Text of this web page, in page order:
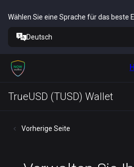
Wählen Sie eine Sprache für das beste
Deutsch
TrueUSD (TUSD) Wallet
Vorherige Seite